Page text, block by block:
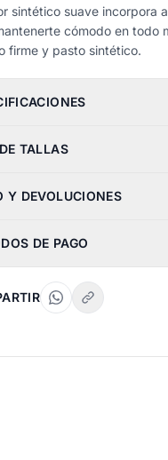
sintético suave incorpora
cómodo en todo
firme y pasto sintético.
TALLAS
Y DEVOLUCIONES
DE PAGO